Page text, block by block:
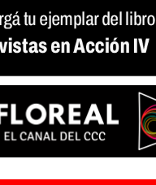
en salud mental |